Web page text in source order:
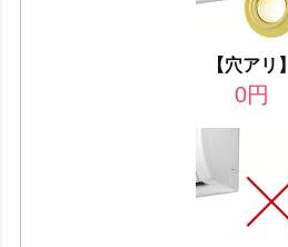
【穴アリ】
0円